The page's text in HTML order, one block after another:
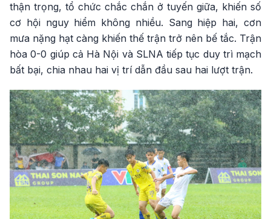
thận trọng, tổ chức chắc chắn ở tuyến giữa, khiến số
cơ hội nguy hiểm không nhiều. Sang hiệp hai, cơn
mưa nặng hạt càng khiến thế trận trở nên bế tắc. Trận
hòa 0-0 giúp cả Hà Nội và SLNA tiếp tục duy trì mạch
bất bại, chia nhau hai vị trí dẫn đầu sau hai lượt trận.